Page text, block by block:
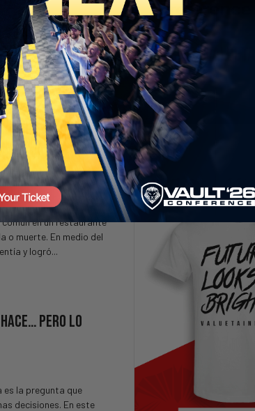
ha utilizado drones
rusas y por qué esta
moderna. Verás...
de Vidas en
en un restaurante
o muerte. En medio del
y logró...
Pero Lo
es la pregunta que
decisiones. En este
SEAT